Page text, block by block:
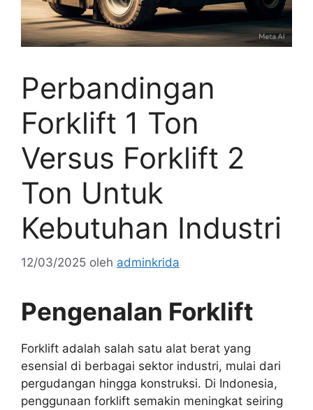
Perbandingan
Forklift 1 Ton
Versus Forklift 2
Ton Untuk
Kebutuhan Industri
12/03/2025 oleh adminkrida
Pengenalan Forklift
Forklift adalah salah satu alat berat yang
esensial di berbagai sektor industri, mulai dari
pergudangan hingga konstruksi. Di Indonesia,
penggunaan forklift semakin meningkat seiring